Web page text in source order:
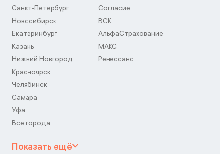
Санкт-Петербург
Новосибирск
Екатеринбург
Казань
Нижний Новгород
Красноярск
Челябинск
Самара
Уфа
Все города
Согласие
ВСК
АльфаСтрахование
МАКС
Ренессанс
Показать ещё